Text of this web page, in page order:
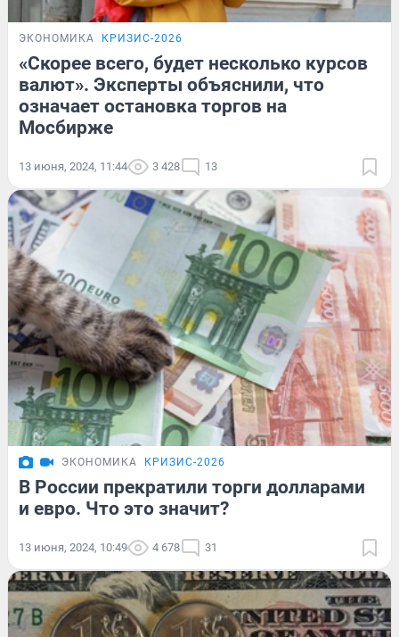
ЭКОНОМИКА КРИЗИС-2026
«Скорее всего, будет несколько курсов
валют». Эксперты объяснили, что
означает остановка торгов на
Мосбирже
13 июня, 2024, 11:44 3 428 13
ЭКОНОМИКА КРИЗИС-2026
В России прекратили торги долларами
и евро. Что это значит?
13 июня, 2024, 10:49 4 678 31